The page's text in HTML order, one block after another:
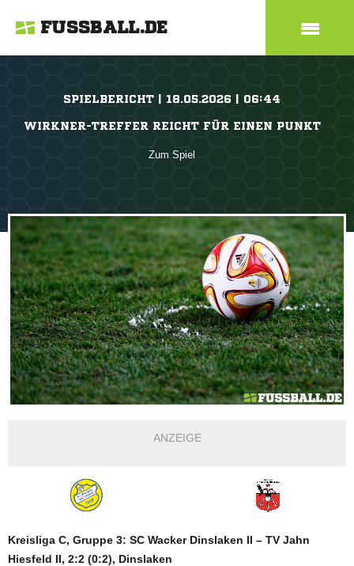
FUSSBALL.DE
SPIELBERICHT | 18.05.2026 | 06:44
WIRKNER-TREFFER REICHT FÜR EINEN PUNKT
Zum Spiel
ANZEIGE
Kreisliga C, Gruppe 3: SC Wacker Dinslaken II – TV Jahn
Hiesfeld II, 2:2 (0:2), Dinslaken